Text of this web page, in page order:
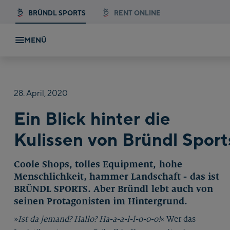
BRÜNDL SPORTS RENT ONLINE
MENÜ
28.April,2020
Ein Blick hinter die
Kulissen von Bründl
Coole Shops, tolles Equipment, hohe
Menschlichkeit, hammer Landschaft - das ist
BRÜNDL SPORTS. Aber Bründl lebt auch von
seinen Protagonisten im Hintergrund.
»Ist da jemand? Hallo? Ha-a-a-l-l-o-o-o!« Wer das